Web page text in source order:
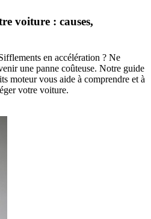
voiture : causes,
en accélération ? Ne
une panne coûteuse. Notre guide
moteur vous aide à comprendre et à
votre voiture.